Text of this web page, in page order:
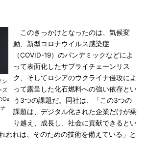
ン
ズ
Ce
このきっかけとなったのは、気候変
動、新型コロナウイルス感染症
（COVID-19）のパンデミックなどによ
って表面化したサプライチェーンリス
ク、そしてロシアのウクライナ侵攻によ
って露呈した化石燃料への強い依存とい
う3つの課題だ。同社は、「この3つの
課題は、デジタル化された企業だけが乗
り越え、成長し、社会に貢献できるとい
われは、そのための技術を備えている」と